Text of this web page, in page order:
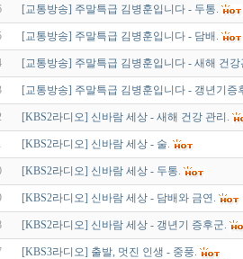
[교통방송] 주말특급 김병훈입니다 - 두통.
[교통방송] 주말특급 김병훈입니다 - 담배.
[교통방송] 주말특급 김병훈입니다 - 새해 건강
[교통방송] 주말특급 김병훈입니다 - 갱년기증
[KBS2라디오] 신바람 세상 - 새해 건강 관리.
[KBS2라디오] 신바람 세상 - 술.
[KBS2라디오] 신바람 세상 - 두통.
[KBS2라디오] 신바람 세상 - 담배와 금연.
[KBS2라디오] 신바람 세상 - 갱년기 증후군.
[KBS3라디오] 출발, 멋진 인생 - 중풍.